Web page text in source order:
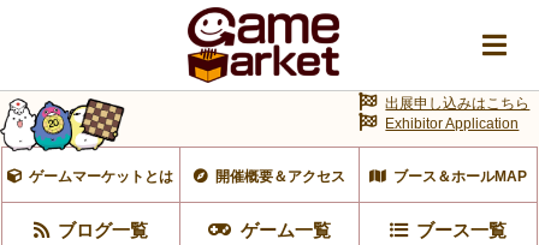
ゲームマーケットとは 開催概要＆アクセス ブース＆ホールMAP
ブログ一覧 ゲーム一覧 ブース一覧
出展申し込みはこちら
Exhibitor Application